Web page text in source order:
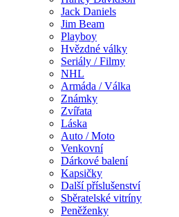
Jack Daniels
Jim Beam
Playboy
Hvězdné války
Seriály / Filmy
NHL
Armáda / Válka
Známky
Zvířata
Láska
Auto / Moto
Venkovní
Dárkové balení
Kapsičky
Další příslušenství
Sběratelské vitríny
Peněženky